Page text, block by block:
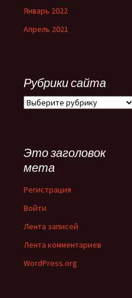
Январь 2022
Апрель 2021
Рубрики сайта
Рубрики
Это заголовок
мета
Регистрация
Войти
Лента записей
Лента комментариев
WordPress.org